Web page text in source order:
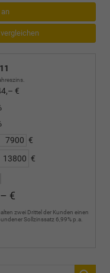
€
€
€
€
zwei Drittel der Kunden einen
Sollzinssatz 6,99% p.a.